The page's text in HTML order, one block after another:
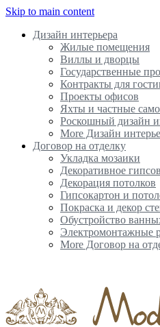
Skip to main content
Дизайн интерьера
Жилые помещения
Виллы и дворцы
Государственные
Контракты для
Проекты офисов
Яхты и частные
Роскошный дизайн
More Дизайн
Договор на отделку
Укладка мозаики
Декоративное
Декорация потолков
Гипсокартон и
Покраска и декор
Обустройство
Электромонтажные
More Договор на